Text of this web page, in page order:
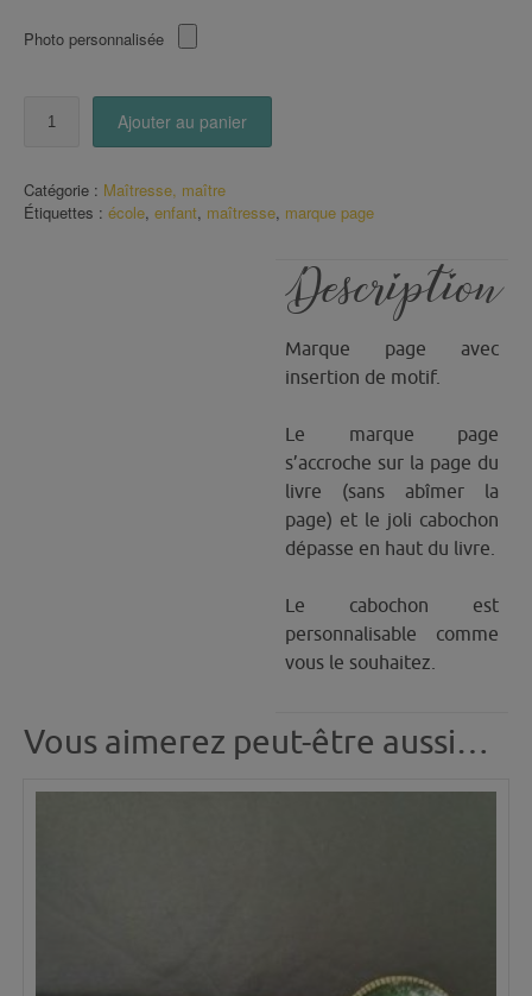
Photo personnalisée
Merci
Maîtresse
Ajouter au panier
Catégorie : Maîtresse, maître
Étiquettes : école, enfant, maîtresse, marque page
Description
Marque page avec
insertion de motif.
Le marque page
s’accroche sur la page du
livre (sans abîmer la
page) et le joli cabochon
dépasse en haut du livre.
Le cabochon est
personnalisable comme
vous le souhaitez.
Vous aimerez peut-être aussi…